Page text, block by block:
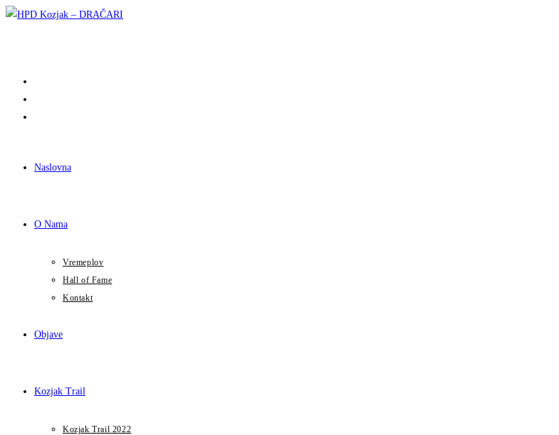
Preskoči
Naslovna
O Nama
Vremeplov
Hall of Fame
Kontakt
Objave
Kozjak Trail
Kozjak Trail 2022